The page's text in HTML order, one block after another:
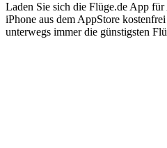
Laden Sie sich die Flüge.de App
iPhone aus dem AppStore
unterwegs immer die günstigsten